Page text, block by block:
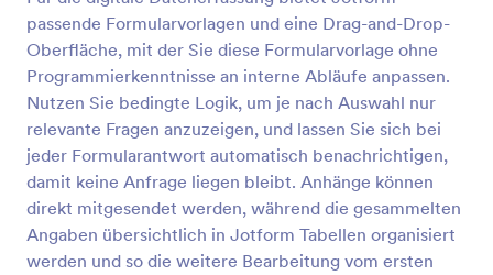
passende Formularvorlagen und eine Drag-and-Drop-
Oberfläche, mit der Sie diese Formularvorlage ohne
Programmierkenntnisse an interne Abläufe anpassen.
Nutzen Sie bedingte Logik, um je nach Auswahl nur
relevante Fragen anzuzeigen, und lassen Sie sich bei
jeder Formularantwort automatisch benachrichtigen,
damit keine Anfrage liegen bleibt. Anhänge können
direkt mitgesendet werden, während die gesammelten
Angaben übersichtlich in Jotform Tabellen organisiert
werden und so die weitere Bearbeitung vom ersten
Maklerwechsel Formular
Erfassen Sie Maklerwechsel-Anträge digital mit dem
Maklerwechsel-Formular von Jotform, damit
Maklerbüros und Finanzdienstleister
Wechselprozesse nachvollziehbar dokumentieren
und die Datenerfassung zentral organisieren.
Go to Category:
Maklerformulare